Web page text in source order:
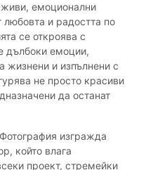
живи, емоционални
любовта и радостта по
се откроява с
дълбоки емоции,
жизнени и изпълнени с
не просто красиви
да останат
изгражда
който влага
проект, стремейки